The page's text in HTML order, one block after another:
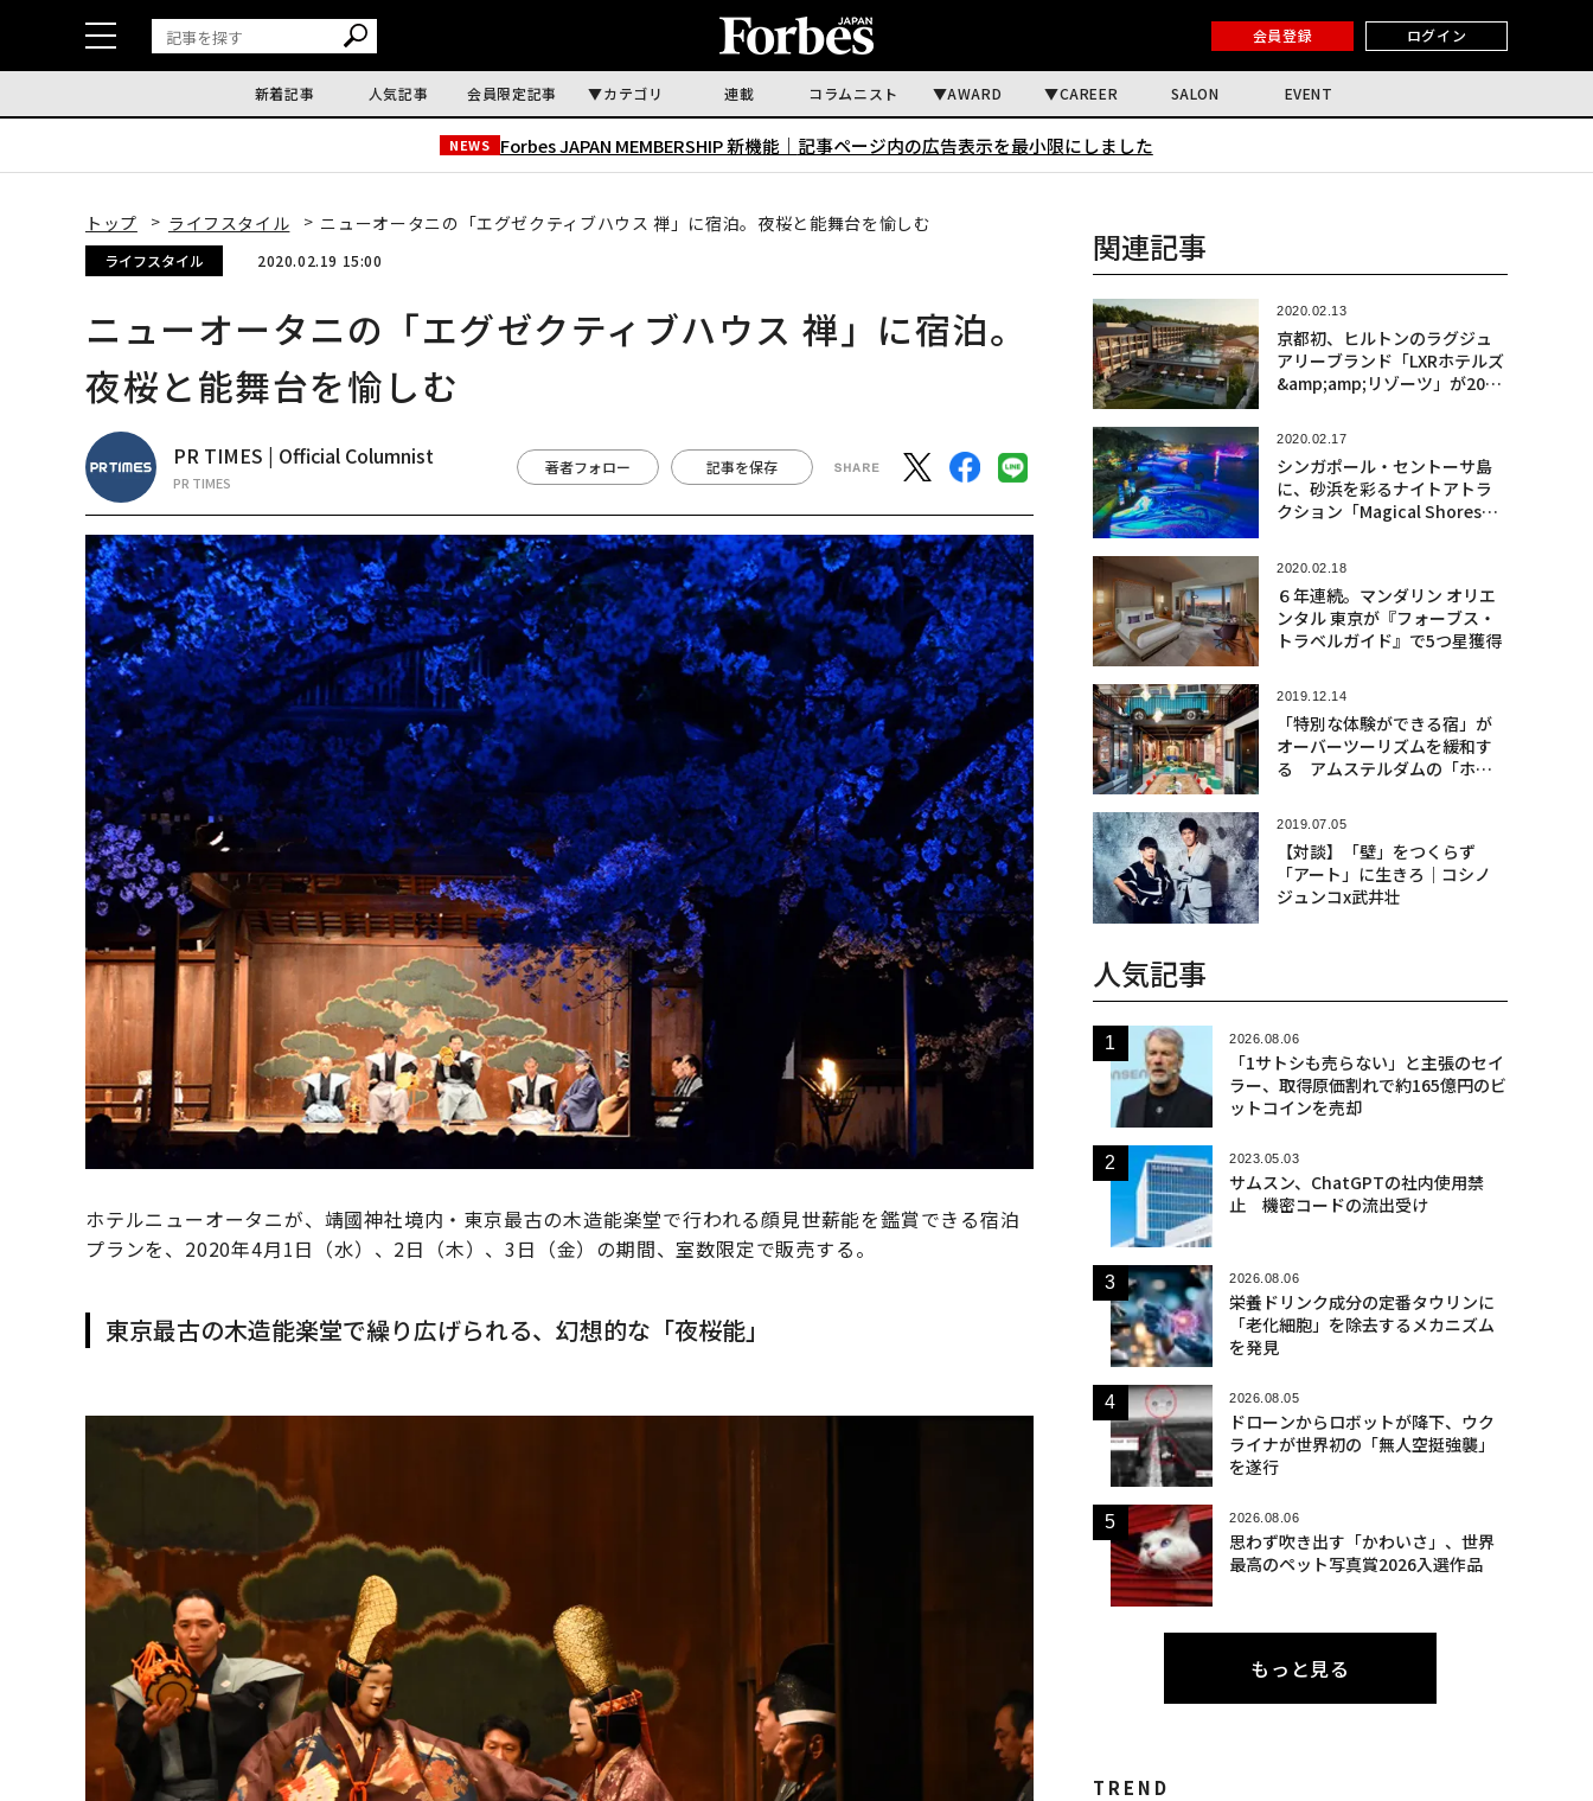
会員登録 ログイン
新着記事 人気記事 会員限定記事 カテゴリ 連載 コラムニスト AWARD CAREER SALON EVENT
NEWS Forbes JAPAN MEMBERSHIP 新機能｜ 記事ページ内の広告表示を最小限にしました
トップ ライフスタイル ニューオータニの「エグゼクティブハウス 禅」に宿泊。夜桜と能舞台を愉しむ
ライフスタイル 2020.02.19 15:00
ニューオータニの「エグゼクティブハウス 禅」に宿泊。
夜桜と能舞台を愉しむ
PR TIMES | Official Columnist
PR TIMES
著者フォロー 記事を保存
ホテルニューオータニが、靖國神社境内・東京最古の木造能楽堂で行われる顔見世薪能を鑑賞できる宿泊
プランを、2020年4月1日（水）、2日（木）、3日（金）の期間、室数限定で販売する。
東京最古の木造能楽堂で繰り広げられる、幻想的な「夜桜能」
関連記事
2020.02.13
京都初、ヒルトンのラグジュ
アリーブランド「LXRホテルズ
&amp;amp;リゾーツ」が2021
2020.02.17
シンガポール・セントーサ島
に、砂浜を彩るナイトアトラ
クション「Magical Shores」
2020.02.18
６年連続。マンダリン オリエ
ンタル 東京が『フォーブス・
トラベルガイド』で5つ星獲得
2019.12.14
「特別な体験ができる宿」が
オーバーツーリズムを緩和す
る アムステルダムの「ホテ
2019.07.05
【対談】「壁」をつくらず
「アート」に生きろ｜コシノ
ジュンコx武井壮
人気記事
2026.08.06
「1サトシも売らない」と主張のセイ
ラー、取得原価割れで約165億円のビ
ットコインを売却
2023.05.03
サムスン、ChatGPTの社内使用禁
止 機密コードの流出受け
2026.08.06
栄養ドリンク成分の定番タウリンに
「老化細胞」を除去するメカニズム
を発見
2026.08.05
ドローンからロボットが降下、ウク
ライナが世界初の「無人空挺強襲」
を遂行
2026.08.06
思わず吹き出す「かわいさ」、世界
最高のペット写真賞2026入選作品
もっと見る
TREND